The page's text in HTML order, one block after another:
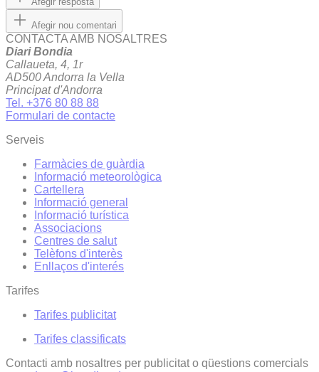
Afegir nou comentari
CONTACTA AMB NOSALTRES
Diari Bondia
Callaueta, 4, 1r
AD500 Andorra la Vella
Principat d'Andorra
Tel. +376 80 88 88
Formulari de contacte
Serveis
Farmàcies de guàrdia
Informació meteorològica
Cartellera
Informació general
Informació turística
Associacions
Centres de salut
Telèfons d'interès
Enllaços d'interés
Tarifes
Tarifes publicitat
Tarifes classificats
Contacti amb nosaltres per publicitat o qüestions comercials